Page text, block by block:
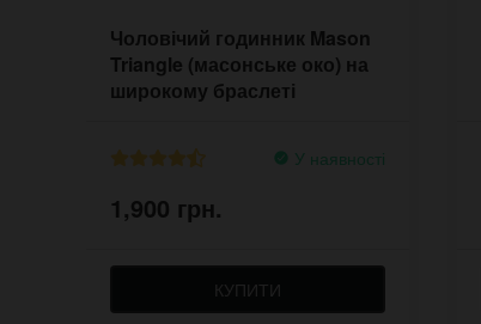
Чоловічий годинник Mason
Triangle (масонське око) на
широкому браслеті
У наявності
1,900 грн.
КУПИТИ